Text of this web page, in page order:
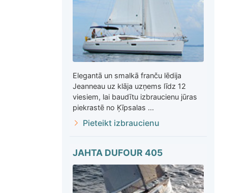
Elegantā un smalkā franču lēdija
Jeanneau uz klāja uzņems līdz 12
viesiem, lai baudītu izbraucienu jūras
piekrastē no Ķīpsalas ...
Pieteikt izbraucienu
JAHTA DUFOUR 405